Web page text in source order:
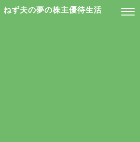
ねず夫の夢の株主優待生活